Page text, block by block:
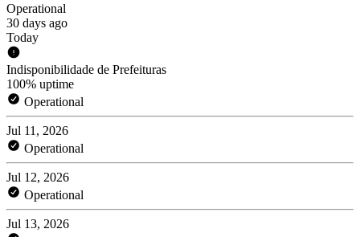
Operational
30 days ago
Today
Indisponibilidade de Prefeituras
100% uptime
Operational
Jul 11, 2026
Operational
Jul 12, 2026
Operational
Jul 13, 2026